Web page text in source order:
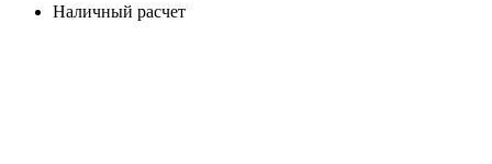
Наличный расчет